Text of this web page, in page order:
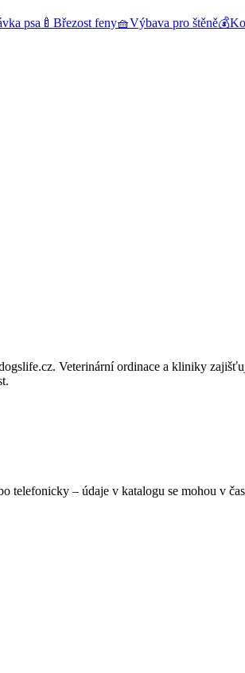
psa 🍼 Březost feny🧺Výbava pro štěně💰
Veterinární ordinace a kliniky
telefonicky – údaje v katalogu se mohou v